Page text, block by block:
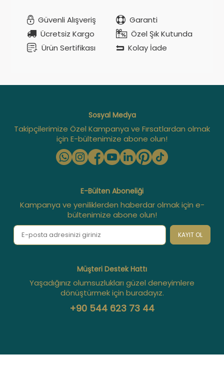
Güvenli Alışveriş
Garanti
Ücretsiz Kargo
Özel Şık Kutunda
Ürün Sertifikası
Kolay İade
Sosyal Medya
Takipçilerimize Özel Kampanya ve Fırsatlardan olmak
için E-bültenimize abone olun!
E-Bülten Aboneliği
Kampanya ve yeniliklerden haberdar olmak için e-
bültenimize abone olun!
KAYIT OL
Müşteri Destek Hattı
Yaşadığınız olumsuzlukları güzel deneyimlere
dönüştürmek için buradayız.
+90 544 623 73 44